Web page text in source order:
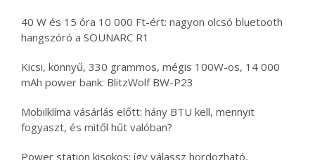
40 W és 15 óra 10 000 Ft-ért: nagyon olcsó bluetooth
hangszóró a SOUNARC R1
Kicsi, könnyű, 330 grammos, mégis 100W-os, 14 000
mAh power bank: BlitzWolf BW-P23
Mobilklíma vásárlás előtt: hány BTU kell, mennyit
fogyaszt, és mitől hűt valóban?
Power station kisokos: így válassz hordozható,